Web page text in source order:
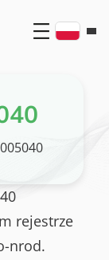
rejestrze
nrod.